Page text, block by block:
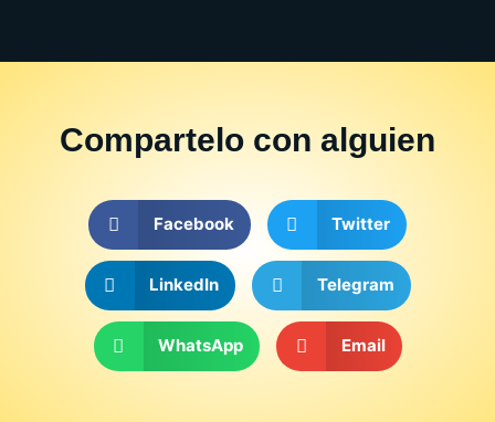
Compartelo con alguien
Facebook Twitter
LinkedIn Telegram
WhatsApp Email